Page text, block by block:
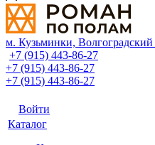
м. Кузьминки, Волгоградский
+7 (915) 443-86-27
+7 (915) 443-86-27
+7 (915) 443-86-27
Войти
Каталог